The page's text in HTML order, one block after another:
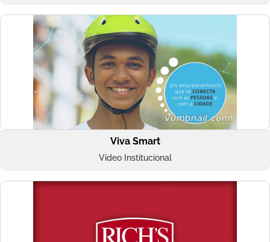
Viva Smart
Vídeo Institucional